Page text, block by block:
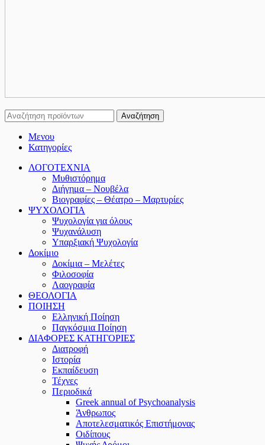
Αναζήτηση
Μενου
Κατηγορίες
ΛΟΓΟΤΕΧΝΙΑ
Μυθιστόρημα
Διήγημα – Νουβέλα
Βιογραφίες – Θέατρο – Μαρτυρίες
ΨΥΧΟΛΟΓΙΑ
Ψυχολογία για όλους
Ψυχανάλυση
Υπαρξιακή Ψυχολογία
Δοκίμιο
Δοκίμια – Μελέτες
Φιλοσοφία
Λαογραφία
ΘΕΟΛΟΓΙΑ
ΠΟΙΗΣΗ
Ελληνική Ποίηση
Παγκόσμια Ποίηση
ΔΙΑΦΟΡΕΣ ΚΑΤΗΓΟΡΙΕΣ
Διατροφή
Ιστορία
Εκπαίδευση
Τέχνες
Περιοδικά
Greek annual of Psychoanalysis
Άνθρωπος
Αποτελεσματικός Επιστήμονας
Οιδίπους